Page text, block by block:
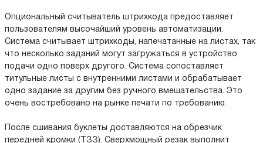
Опциональный считыватель штрихкода предоставляет
пользователям высочайший уровень автоматизации.
Система считывает штрихкоды, напечатанные на листах, так
что несколько заданий могут загружаться в устройство
подачи одно поверх другого. Система сопоставляет
титульные листы с внутренними листами и обрабатывает
одно задание за другим без ручного вмешательства. Это
очень востребовано на рынке печати по требованию.
После сшивания буклеты доставляются на обрезчик
передней кромки (ТЗЗ). Сверхмощный резак выполнит